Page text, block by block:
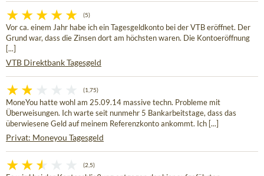
(5)
Vor ca. einem Jahr habe ich ein Tagesgeldkonto bei der VTB eröffnet. Der
Grund war, dass die Zinsen dort am höchsten waren. Die Kontoeröffnung
[...]
VTB Direktbank Tagesgeld
(1,75)
MoneYou hatte wohl am 25.09.14 massive techn. Probleme mit
Überweisungen. Ich warte seit nunmehr 5 Bankarbeitstage, dass das
überwiesene Geld auf meinem Referenzkonto ankommt. Ich [...]
Privat: Moneyou Tagesgeld
(2,5)